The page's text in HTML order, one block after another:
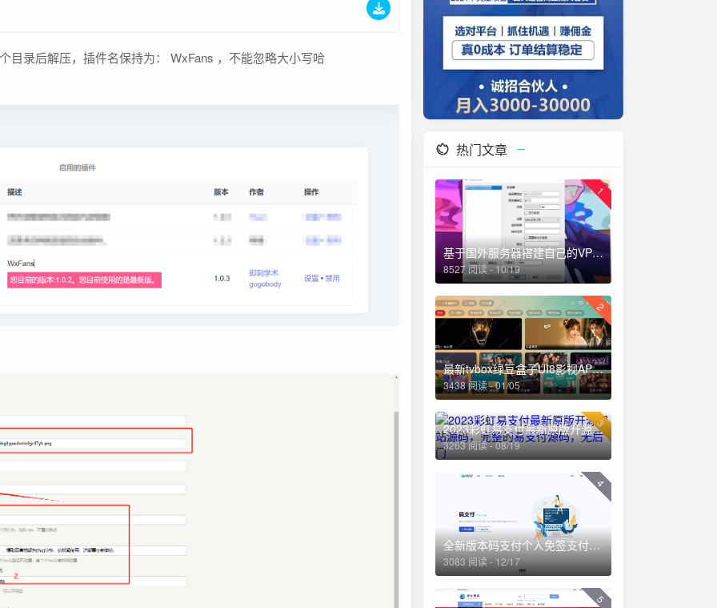
目录后解压，插件名保持为： WxFans ，不能忽略大小写哈
热门文章
1
基于国外服务器搭建自己的VPN详细教程
8527 阅读 - 10/19
2
最新tvbox绿豆盒子UI8影视APP源码新增后台添加直播及加密功能
3438 阅读 - 01/05
3
2023彩虹易支付最新原版开源网站源码，完整的易支付源码，无后门
3263 阅读 - 08/19
4
全新版本码支付个人免签支付系统源码 ThinkPHP框架开发 全开源(亲测)
3083 阅读 - 12/17
5